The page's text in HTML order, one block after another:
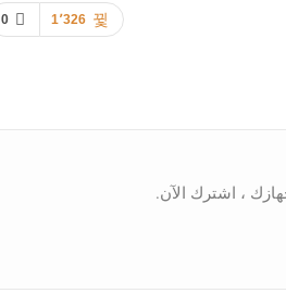
0 1٬326
، اشترك الآن.